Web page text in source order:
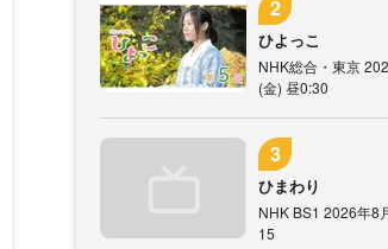
ひよっこ
NHK総合・東京
(金) 昼0:30
ひまわり
NHK BS1 2026年8
15